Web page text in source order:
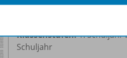
Sofort verfügbar
Klassenstufen:1. Schuljahr
Schuljahr